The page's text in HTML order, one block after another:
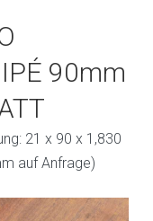
90mm
21 x 90 x 1,830
auf Anfrage)